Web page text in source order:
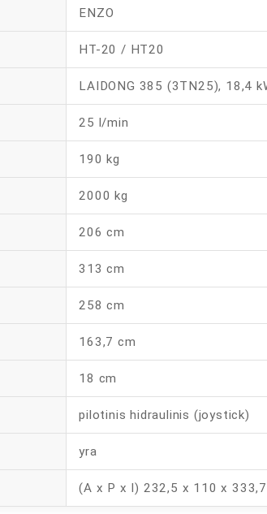
ENZO
HT-20 / HT20
LAIDONG 385 (3TN25), 18,4
25 l/min
190 kg
2000 kg
206 cm
313 cm
258 cm
163,7 cm
18 cm
pilotinis hidraulinis (joystick)
yra
(A x P x I) 232,5 x 110 x